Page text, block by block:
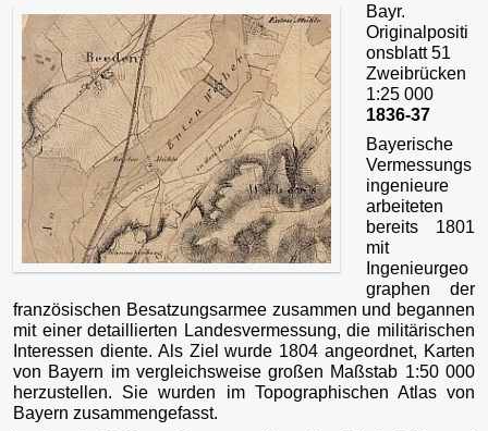
Bayr.
Originalpositi
onsblatt 51
Zweibrücken
1:25 000
1836-37
Bayerische
Vermessungs
ingenieure
arbeiteten
bereits 1801
mit
Ingenieurgeo
graphen der
französischen Besatzungsarmee zusammen und begannen
mit einer detaillierten Landesvermessung, die militärischen
Interessen diente. Als Ziel wurde 1804 angeordnet, Karten
von Bayern im vergleichsweise großen Maßstab 1:50 000
herzustellen. Sie wurden im Topographischen Atlas von
Bayern zusammengefasst.